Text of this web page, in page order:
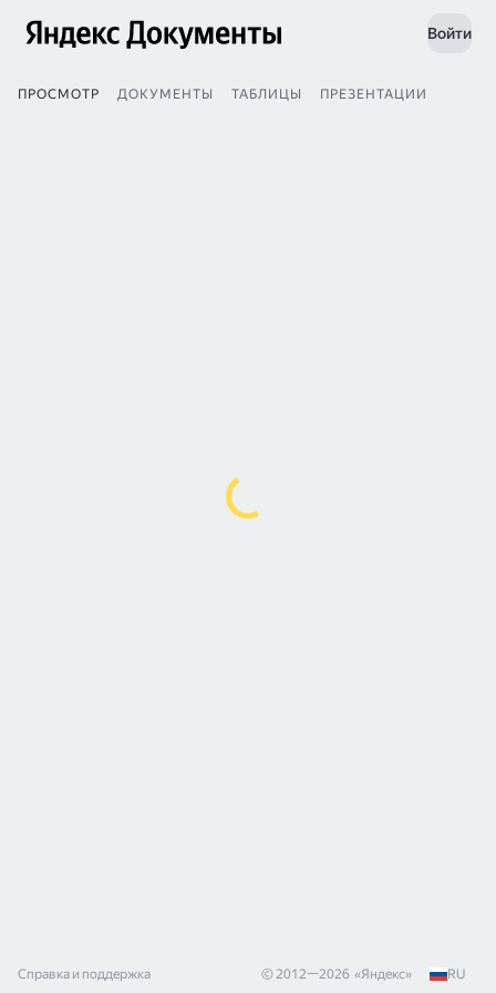
Войти
ПРОСМОТР ДОКУМЕНТЫ ТАБЛИЦЫ ПРЕЗЕНТАЦИИ
Справка и поддержка © 2012—2026 «Яндекс» RU